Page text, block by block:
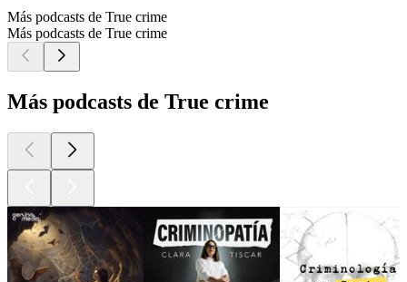
Más podcasts de True crime
Más podcasts de True crime
Más podcasts de True crime